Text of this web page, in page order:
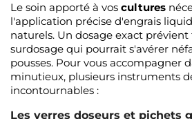
Le soin apporté à vos cultures
l'application précise d'engrais
naturels. Un dosage exact
surdosage qui pourrait s'avérer
pousses. Pour vous accompagner
minutieux, plusieurs instruments
incontournables :
Les verres doseurs et pichets